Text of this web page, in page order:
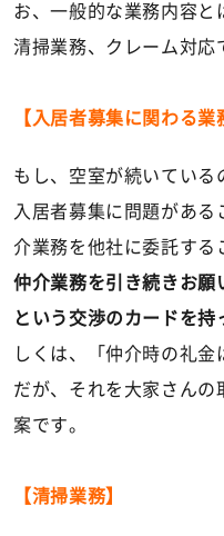
お、一般的な業務内容と
清掃業務、クレーム対応
【入居者募集に関わる業
もし、空室が続いている
入居者募集に問題があ
介業務を他社に委託する
仲介業務を引き続きお願
という交渉のカードを
しくは、「仲介時の礼
だが、それを大家さんの
案です。
【清掃業務】